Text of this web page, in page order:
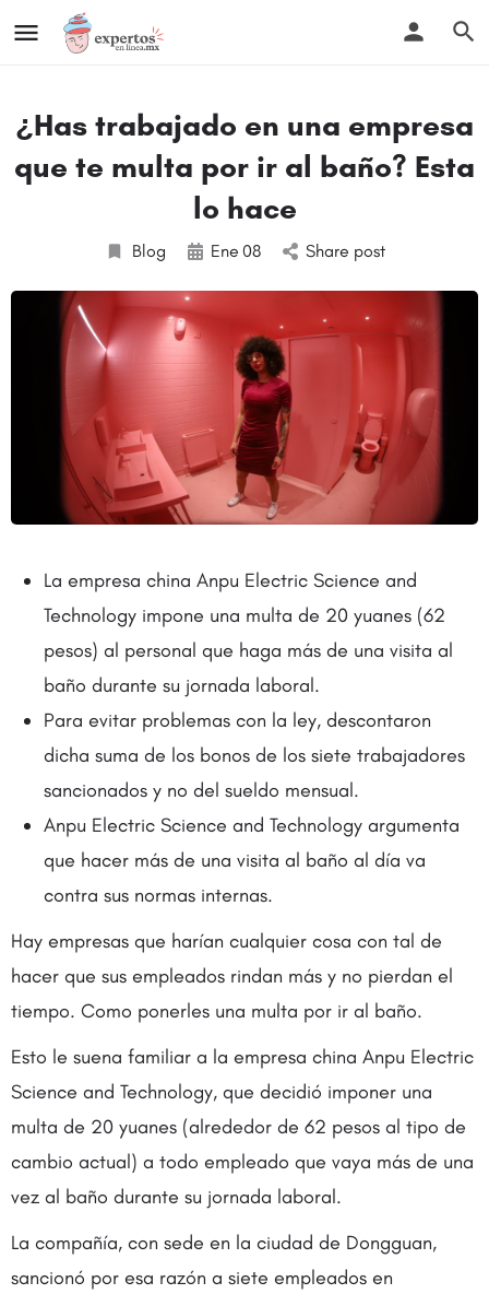
¿Has trabajado en una empresa
que te multa por ir al baño? Esta
lo hace
Blog Ene 08 Share post
La empresa china Anpu Electric Science and
Technology impone una multa de 20 yuanes (62
pesos) al personal que haga más de una visita al
baño durante su jornada laboral.
Para evitar problemas con la ley, descontaron
dicha suma de los bonos de los siete trabajadores
sancionados y no del sueldo mensual.
Anpu Electric Science and Technology argumenta
que hacer más de una visita al baño al día va
contra sus normas internas.
Hay empresas que harían cualquier cosa con tal de
hacer que sus empleados rindan más y no pierdan el
tiempo. Como ponerles una multa por ir al baño.
Esto le suena familiar a la empresa china Anpu Electric
Science and Technology, que decidió imponer una
multa de 20 yuanes (alrededor de 62 pesos al tipo de
cambio actual) a todo empleado que vaya más de una
vez al baño durante su jornada laboral.
La compañía, con sede en la ciudad de Dongguan,
sancionó por esa razón a siete empleados en